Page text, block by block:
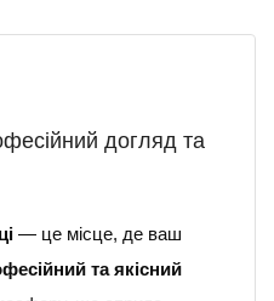
догляд та
— це місце, де ваш
та якісний